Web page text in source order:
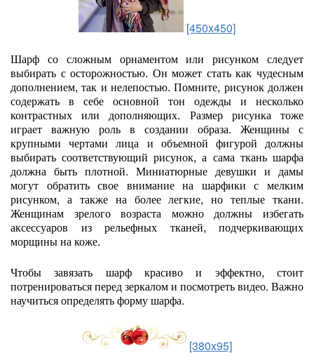
[450x450]
Шарф со сложным орнаментом или рисунком следует
выбирать с осторожностью. Он может стать как чудесным
дополнением, так и нелепостью. Помните, рисунок должен
содержать в себе основной тон одежды и несколько
контрастных или дополняющих. Размер рисунка тоже
играет важную роль в создании образа. Женщины с
крупными чертами лица и объемной фигурой должны
выбирать соответствующий рисунок, а сама ткань шарфа
должна быть плотной. Миниатюрные девушки и дамы
могут обратить свое внимание на шарфики с мелким
рисунком, а также на более легкие, но теплые ткани.
Женщинам зрелого возраста можно должны избегать
аксессуаров из рельефных тканей, подчеркивающих
морщины на коже.
Чтобы завязать шарф красиво и эффектно, стоит
потренироваться перед зеркалом и посмотреть видео. Важно
научиться определять форму шарфа.
[380x95]